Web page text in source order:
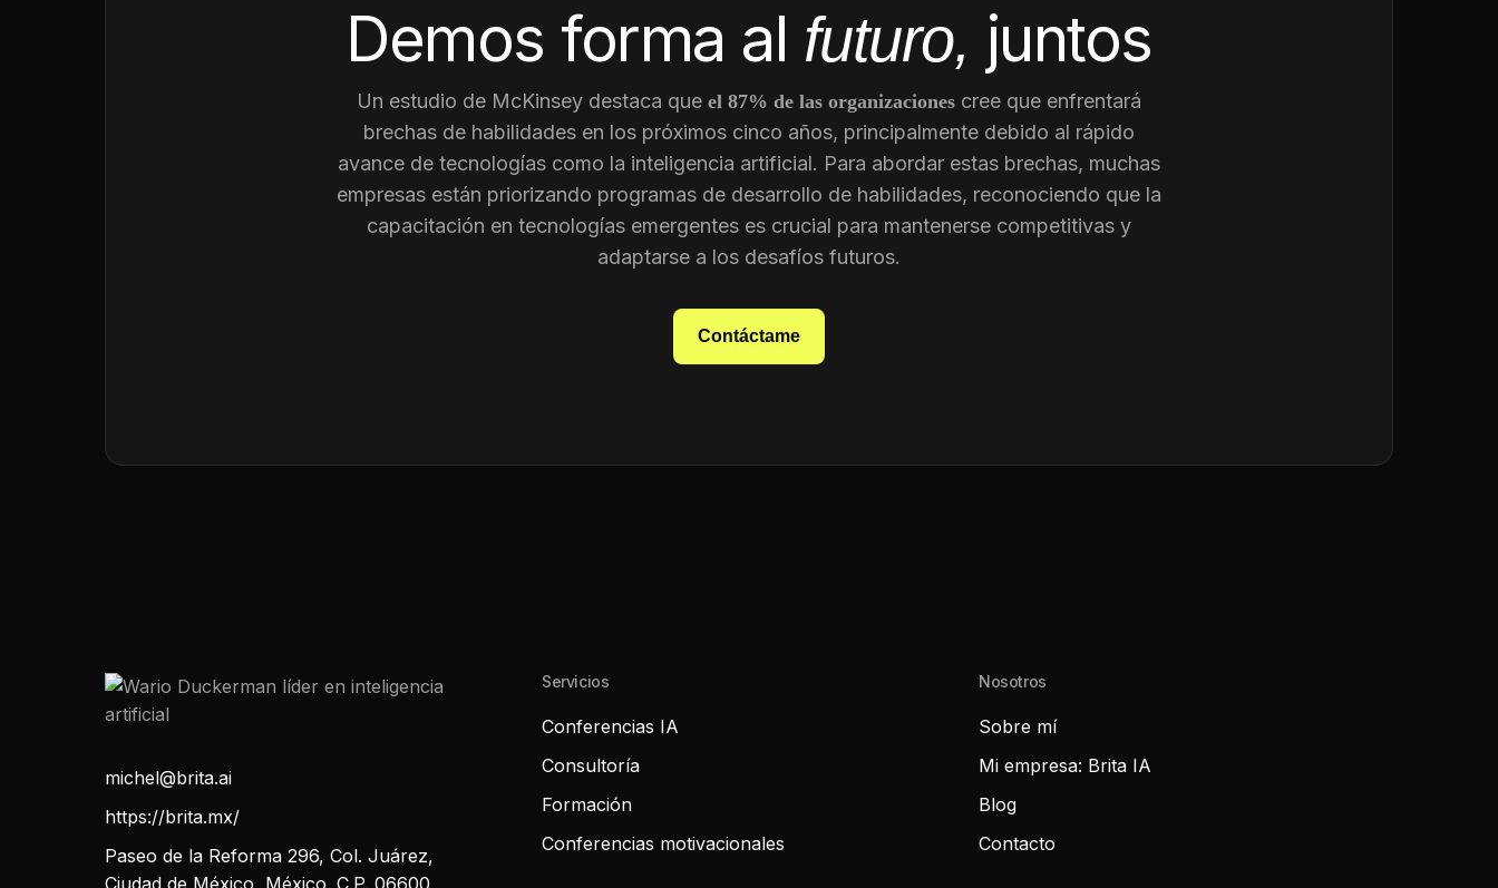
Demos forma al futuro, juntos
Un estudio de McKinsey destaca que el 87% de las organizaciones cree que enfrentará
brechas de habilidades en los próximos cinco años, principalmente debido al rápido
avance de tecnologías como la inteligencia artificial. Para abordar estas brechas, muchas
empresas están priorizando programas de desarrollo de habilidades, reconociendo que la
capacitación en tecnologías emergentes es crucial para mantenerse competitivas y
adaptarse a los desafíos futuros.
Contáctame
michel@brita.ai
https://brita.mx/
Paseo de la Reforma 296, Col. Juárez,
Ciudad de México, México. C.P. 06600
Servicios
Conferencias IA
Consultoría
Formación
Conferencias motivacionales
Nosotros
Sobre mí
Mi empresa: Brita IA
Blog
Contacto